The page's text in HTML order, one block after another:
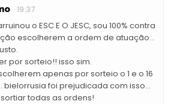
19:37
o ESC E O JESC, sou 100% contra
escolherem a ordem de atuação...
por sorteio!! isso sim.
apenas por sorteio o 1 e o 16
bielorrusia foi prejudicada com isso...
todas as ordens!